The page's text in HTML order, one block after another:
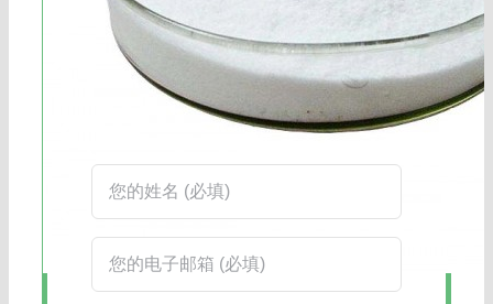
海航服务电话：0531-88032799
工作时间：周一至周六8:30-17:45
在线客服：您也可以通过右下角的在线
客服工具获得更快捷的回复。